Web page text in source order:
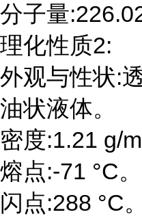
分子量
理化性质2:
外观与性状:
油状液体。
密度:1.21 g/
熔点:-71 °C。
闪点:288 °C。